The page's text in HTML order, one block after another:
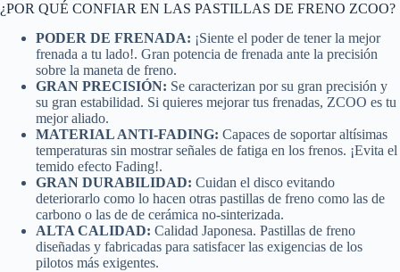
¿POR QUÉ CONFIAR EN LAS PASTILLAS DE FRENO ZCOO?
PODER DE FRENADA: ¡Siente el poder de tener la mejor
frenada a tu lado!. Gran potencia de frenada ante la precisión
sobre la maneta de freno.
GRAN PRECISIÓN: Se caracterizan por su gran precisión y
su gran estabilidad. Si quieres mejorar tus frenadas, ZCOO es tu
mejor aliado.
MATERIAL ANTI-FADING: Capaces de soportar altísimas
temperaturas sin mostrar señales de fatiga en los frenos. ¡Evita el
temido efecto Fading!.
GRAN DURABILIDAD: Cuidan el disco evitando
deteriorarlo como lo hacen otras pastillas de freno como las de
carbono o las de de cerámica no-sinterizada.
ALTA CALIDAD: Calidad Japonesa. Pastillas de freno
diseñadas y fabricadas para satisfacer las exigencias de los
pilotos más exigentes.